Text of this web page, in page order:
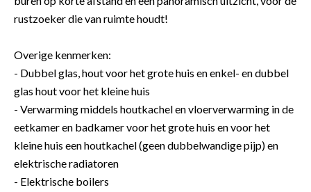
rustzoeker die van ruimte houdt!
Overige kenmerken:
- Dubbel glas, hout voor het grote huis en enkel- en dubbel
glas hout voor het kleine huis
- Verwarming middels houtkachel en vloerverwarming in de
eetkamer en badkamer voor het grote huis en voor het
kleine huis een houtkachel (geen dubbelwandige pijp) en
elektrische radiatoren
- Elektrische boilers